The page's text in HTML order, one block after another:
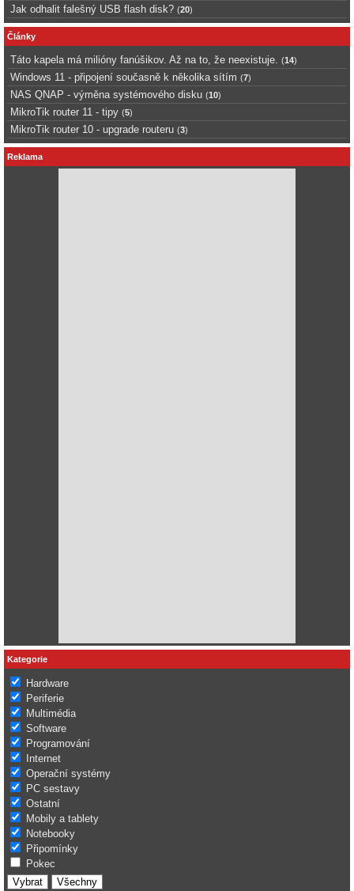
Jak odhalit falešný USB flash disk? (20)
Články
Táto kapela má milióny fanúšikov. Až na to, že neexistuje. (14)
Windows 11 - připojení současně k několika sítím (7)
NAS QNAP - výměna systémového disku (10)
MikroTik router 11 - tipy (5)
MikroTik router 10 - upgrade routeru (3)
Reklama
Kategorie
Hardware
Periferie
Multimédia
Software
Programování
Internet
Operační systémy
PC sestavy
Ostatní
Mobily a tablety
Notebooky
Připomínky
Pokec